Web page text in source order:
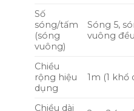
Số
sóng/tấm
(sóng
vuông)
Sóng 5,
vuông
Chiều
rộng hiệu
dụng
1m (1 khổ
Chiều dài